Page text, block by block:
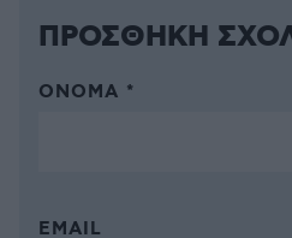
ΠΡΟΣΘΗΚΗ
ΌΝΟΜΑ *
EMAIL